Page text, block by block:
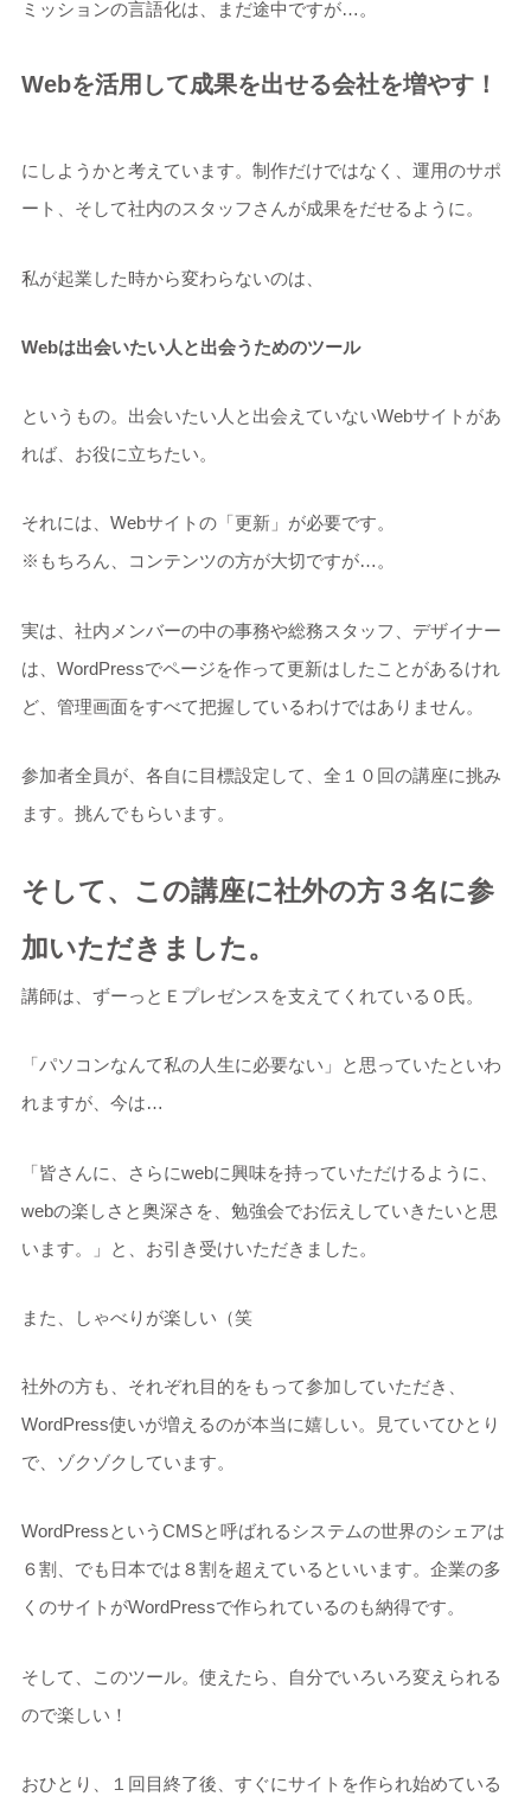
ミッションの言語化は、まだ途中ですが…。
Webを活用して成果を出せる会社を増やす！
にしようかと考えています。制作だけではなく、運用のサポ
ート、そして社内のスタッフさんが成果をだせるように。
私が起業した時から変わらないのは、
Webは出会いたい人と出会うためのツール
というもの。出会いたい人と出会えていないWebサイトがあ
れば、お役に立ちたい。
それには、Webサイトの「更新」が必要です。
※もちろん、コンテンツの方が大切ですが…。
実は、社内メンバーの中の事務や総務スタッフ、デザイナー
は、WordPressでページを作って更新はしたことがあるけれ
ど、管理画面をすべて把握しているわけではありません。
参加者全員が、各自に目標設定して、全１０回の講座に挑み
ます。挑んでもらいます。
そして、この講座に社外の方３名に参
加いただきました。
講師は、ずーっとＥプレゼンスを支えてくれているＯ氏。
「パソコンなんて私の人生に必要ない」と思っていたといわ
れますが、今は…
「皆さんに、さらにwebに興味を持っていただけるように、
webの楽しさと奥深さを、勉強会でお伝えしていきたいと思
います。」と、お引き受けいただきました。
また、しゃべりが楽しい（笑
社外の方も、それぞれ目的をもって参加していただき、
WordPress使いが増えるのが本当に嬉しい。見ていてひとり
で、ゾクゾクしています。
WordPressというCMSと呼ばれるシステムの世界のシェアは
６割、でも日本では８割を超えているといいます。企業の多
くのサイトがWordPressで作られているのも納得です。
そして、このツール。使えたら、自分でいろいろ変えられる
ので楽しい！
おひとり、１回目終了後、すぐにサイトを作られ始めている